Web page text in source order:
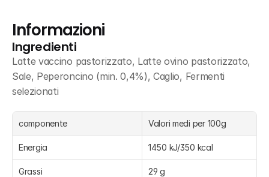
Informazioni
Ingredienti
Latte vaccino pastorizzato, Latte ovino pastorizzato,
Sale, Peperoncino (min. 0,4%), Caglio, Fermenti
selezionati
componente Valori medi per 100g
Energia 1450 kJ/350 kcal
Grassi 29 g